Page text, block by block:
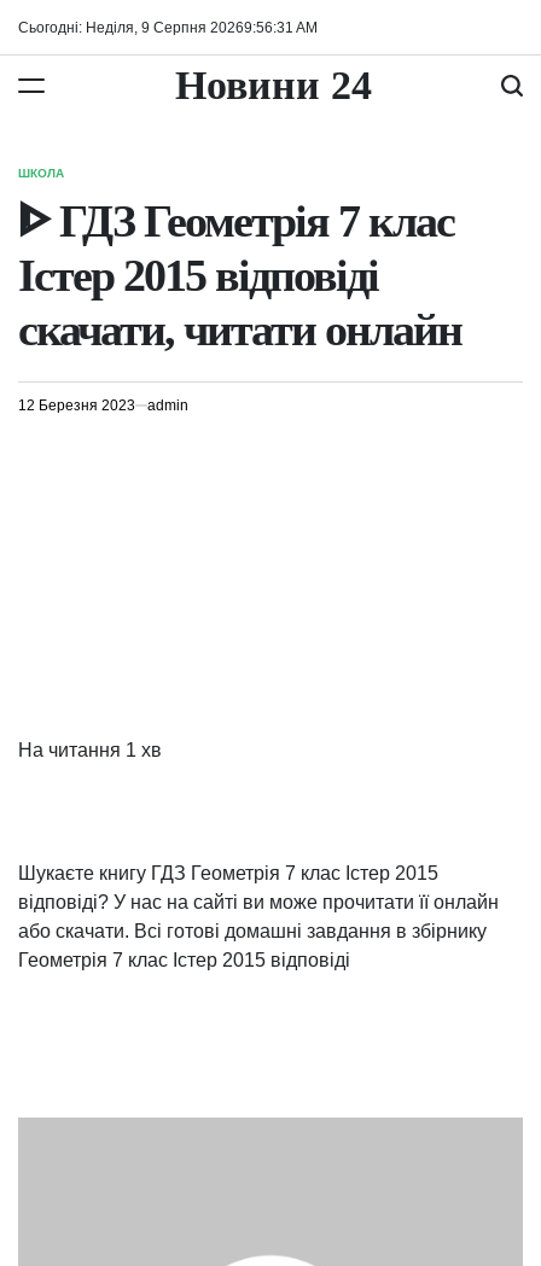
Сьогодні: Неділя, 9 Серпня 20269:56:31 AM
Новини 24
ОПУБЛІКУВАТИ
У
ШКОЛА
ᐈ ГДЗ Геометрія 7 клас
Істер 2015 відповіді
скачати, читати онлайн
12 Березня 2023 admin
На читання 1 хв
Шукаєте книгу ГДЗ Геометрія 7 клас Істер 2015
відповіді? У нас на сайті ви може прочитати її онлайн
або скачати. Всі готові домашні завдання в збірнику
Геометрія 7 клас Істер 2015 відповіді